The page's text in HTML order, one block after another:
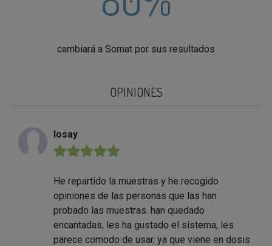
cambiará a Somat por sus resultados
OPINIONES
losay
★★★★★
He repartido la muestras y he recogido
opiniones de las personas que las han
probado las muestras. han quedado
encantadas, les ha gustado el sistema, les
parece comodo de usar, ya que viene en dosis